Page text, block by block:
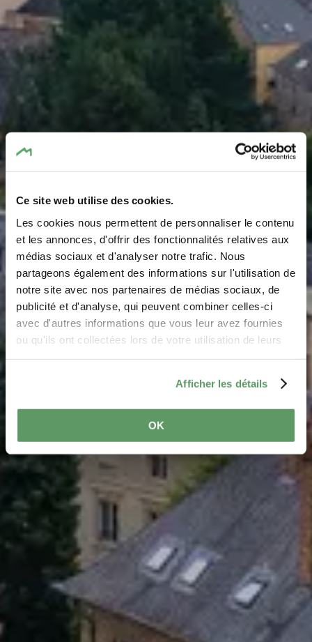
Ce site web utilise des cookies.
Les cookies nous permettent de personnaliser le contenu
et les annonces, d'offrir des fonctionnalités relatives aux
médias sociaux et d'analyser notre trafic. Nous
partageons également des informations sur l'utilisation de
notre site avec nos partenaires de médias sociaux, de
publicité et d'analyse, qui peuvent combiner celles-ci
avec d'autres informations que vous leur avez fournies
ou qu'ils ont collectées lors de votre utilisation de leurs
Afficher les détails
OK
Basilique St Willibrord
Echternach
Où? L-6460 Echternach